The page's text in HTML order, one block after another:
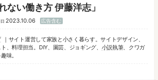
ない働き方 伊藤洋志」
2023.10.06 広告含む
サイト運営して家族と小さく暮らす。サイトデザイン、
、料理担当。DIY、園芸、ジョギング、 小説執筆、クワガ
味。